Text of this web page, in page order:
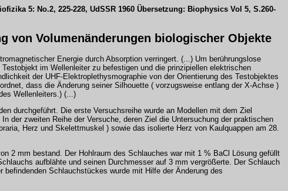
5: No.2, 225-228, UdSSR 1960 Übersetzung: Biophysics Vol 5, S.260-
von Volumenänderungen biologischer Objekte
Energie durch Absorption verringert. (...) Um berührungslose
im Wellenleiter zu befestigen und die prinzipiellen elektrischen
der UHF-Elektroplethysmographie von der Orientierung des Testobjektes
dass die Änderung seiner Silhouette ( vorzugsweise entlang der X-Achse )
Wellenleiters.) (...)
durchgeführt. Die erste Versuchsreihe wurde an Modellen mit dem Ziel
der zweiten Reihe der Versuche, deren Ziel die Untersuchung der praktischen
Herz und Skelettmuskel ) sowie das isolierte Herz von Kaulquappen am 28.
2 mm bestand. Der Hohlraum des Schlauches war mit 1 % BaCl Lösung gefüllt
aufblähte und seinen Durchmesser auf 3 mm vergrößerte. Der Schlauch
Schlauchstückes wurde mit Hilfe der Änderung des